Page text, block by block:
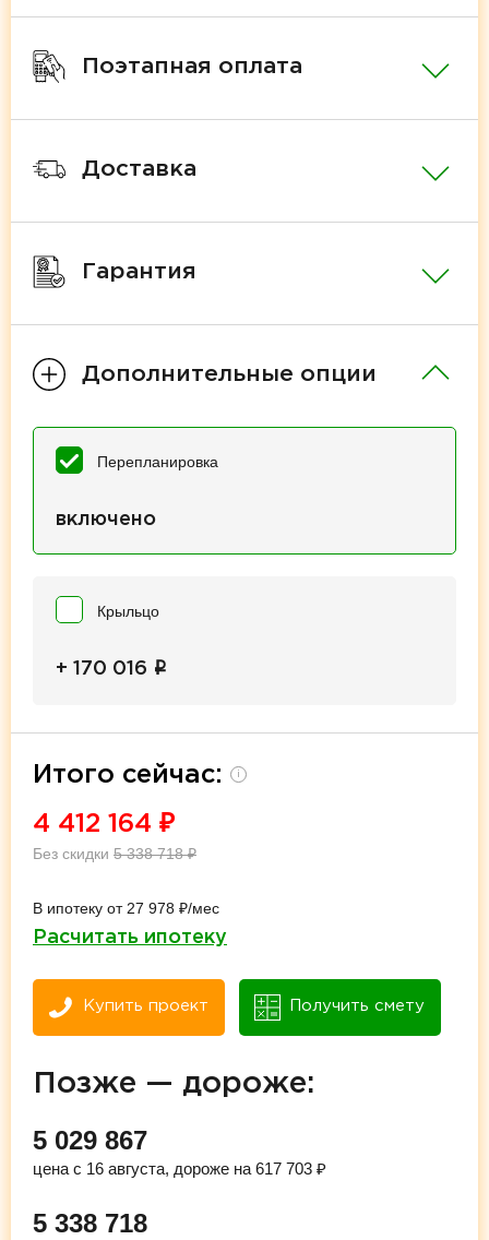
Поэтапная оплата
Доставка
Гарантия
Дополнительные опции
Перепланировка
включено
Крыльцо
+ 170 016 i
Итого сейчас: i
4 412 164 ₽
Без скидки 5 338 718₽
В ипотеку от 27 978 ₽/мес
Расчитать ипотеку
Купить проект Получить смету
Позже — дороже:
5 029 867
цена с 16 августа, дороже на 617 703 ₽
5 338 718